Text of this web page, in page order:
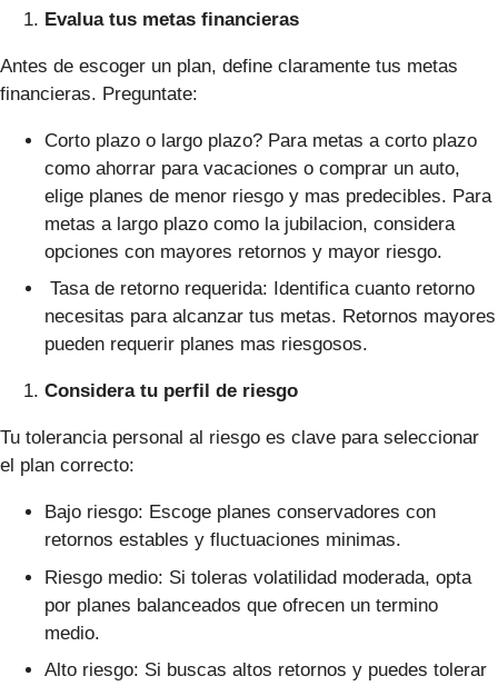
Evalua tus metas financieras
Antes de escoger un plan, define claramente tus metas
financieras. Preguntate:
Corto plazo o largo plazo? Para metas a corto plazo
como ahorrar para vacaciones o comprar un auto,
elige planes de menor riesgo y mas predecibles. Para
metas a largo plazo como la jubilacion, considera
opciones con mayores retornos y mayor riesgo.
Tasa de retorno requerida: Identifica cuanto retorno
necesitas para alcanzar tus metas. Retornos mayores
pueden requerir planes mas riesgosos.
Considera tu perfil de riesgo
Tu tolerancia personal al riesgo es clave para seleccionar
el plan correcto:
Bajo riesgo: Escoge planes conservadores con
retornos estables y fluctuaciones minimas.
Riesgo medio: Si toleras volatilidad moderada, opta
por planes balanceados que ofrecen un termino
medio.
Alto riesgo: Si buscas altos retornos y puedes tolerar